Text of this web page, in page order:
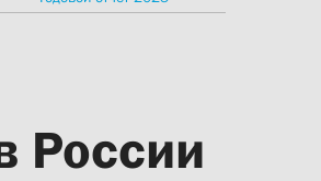
России